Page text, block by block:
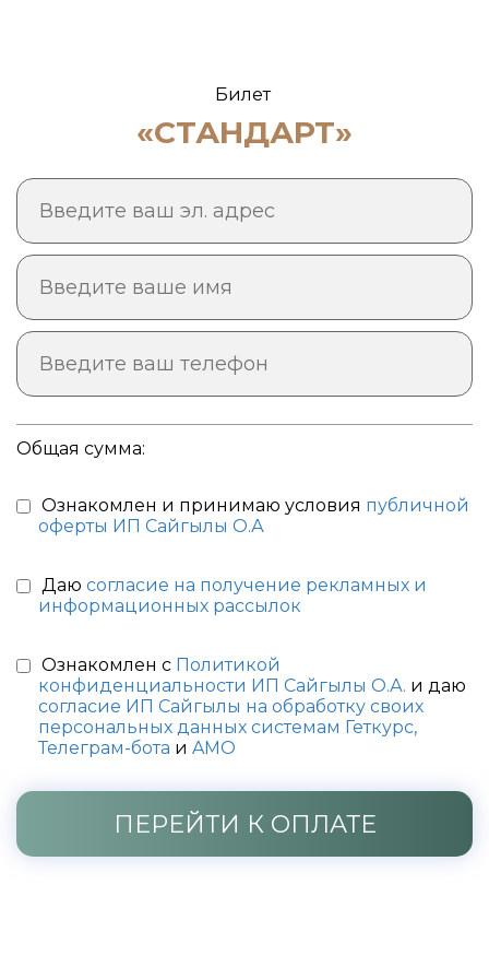
Билет
«СТАНДАРТ»
Общая сумма:
Ознакомлен и принимаю условия публичной
оферты ИП Сайгылы О.А
Даю согласие на получение рекламных и
информационных рассылок
Ознакомлен с Политикой
конфиденциальности ИП Сайгылы О.А. и даю
согласие ИП Сайгылы на обработку своих
персональных данных системам Геткурс,
Телеграм-бота и AMO
ПЕРЕЙТИ К ОПЛАТЕ